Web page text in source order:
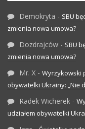
Demokryta - SBU
zmienia nowa umowa?
Dozdrajców - SBU
zmienia nowa umowa?
Mr. X - Wyrzykowski
obywatelki Ukrainy: „Nie
Radek Wicherek -
udziałem obywatelki